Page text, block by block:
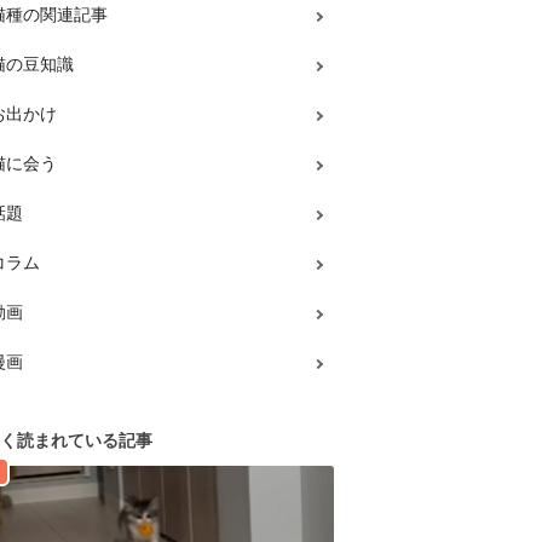
種の関連記事
の豆知識
出かけ
に会う
題
ラム
画
画
読まれている記事